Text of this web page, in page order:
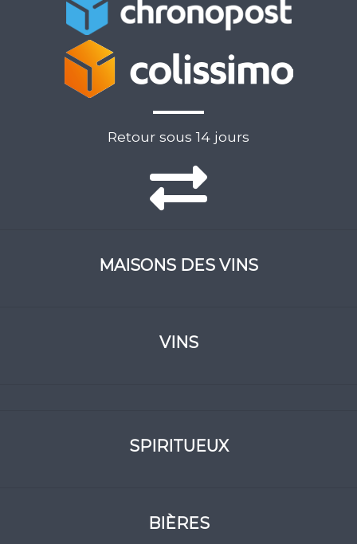
Retour sous 14 jours
MAISONS DES VINS
VINS
SPIRITUEUX
BIÈRES